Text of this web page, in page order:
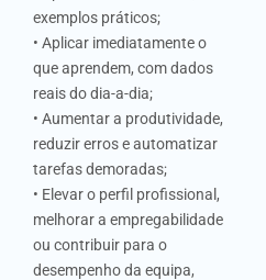
exemplos práticos;
• Aplicar imediatamente o
que aprendem, com dados
reais do dia-a-dia;
• Aumentar a produtividade,
reduzir erros e automatizar
tarefas demoradas;
• Elevar o perfil profissional,
melhorar a empregabilidade
ou contribuir para o
desempenho da equipa,